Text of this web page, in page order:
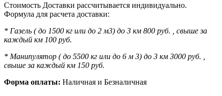
Стоимость Доставки рассчитывается индивидуально.
Формула для расчета доставки:
* Газель ( до 1500 кг или до 2 м3) до 3 км 800 руб. , свыше за
каждый км 100 руб.
* Манипулятор ( до 5500 кг или до 6 м 3) до 3 км 3000 руб. ,
свыше за каждый км 150 руб.
Форма оплаты: Наличная и Безналичная